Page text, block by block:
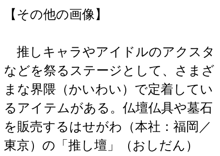
【その他の画像】
推しキャラやアイドルのアクスタ
などを祭るステージとして、さまざ
まな界隈（かいわい）で定着してい
るアイテムがある。仏壇仏具や墓石
を販売するはせがわ（本社：福岡／
東京）の「推し壇」（おしだん）